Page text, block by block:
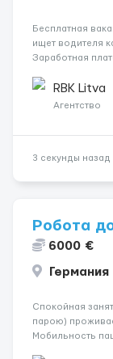
Бесплатная
ищет водителя
Заработная
разгрузки...
RBK Litva
Агентство
3 секунды назад
Робота
6000 €
Германия
Спокойная
парою)
Мобильность